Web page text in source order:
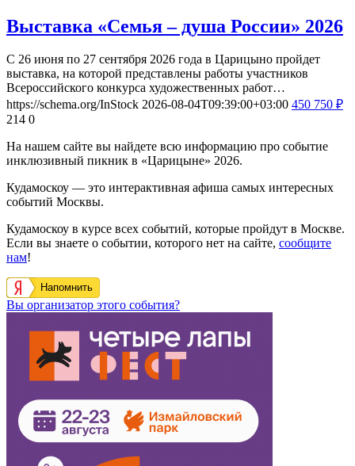
Выставка «Семья – душа России» 2026
С 26 июня по 27 сентября 2026 года в Царицыно пройдет
выставка, на которой представлены работы участников
Всероссийского конкурса художественных работ…
https://schema.org/InStock 2026-08-04T09:39:00+03:00 450 750 ₽
214 0
На нашем сайте вы найдете всю информацию про событие
инклюзивный пикник в «Царицыне» 2026.
Кудамоскоу — это интерактивная афиша самых интересных
событий Москвы.
Кудамоскоу в курсе всех событий, которые пройдут в Москве.
Если вы знаете о событии, которого нет на сайте, сообщите
нам!
Напомнить
Вы организатор этого события?